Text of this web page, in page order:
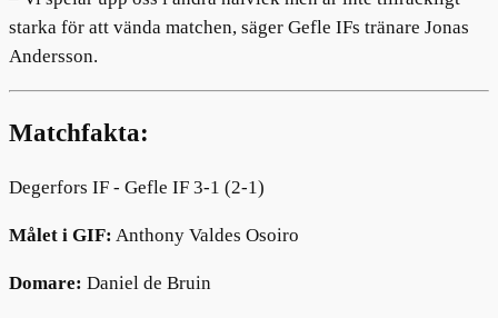
starka för att vända matchen, säger Gefle IFs tränare Jonas
Andersson.
Matchfakta:
Degerfors IF - Gefle IF 3-1 (2-1)
Målet i GIF: Anthony Valdes Osoiro
Domare: Daniel de Bruin